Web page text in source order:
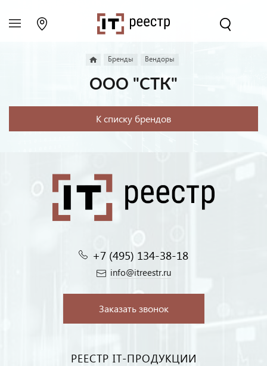
Бренды Вендоры
ООО "СТК"
К списку брендов
+7 (495) 134-38-18‬
info@itreestr.ru
Заказать звонок
РЕЕСТР IT-ПРОДУКЦИИ